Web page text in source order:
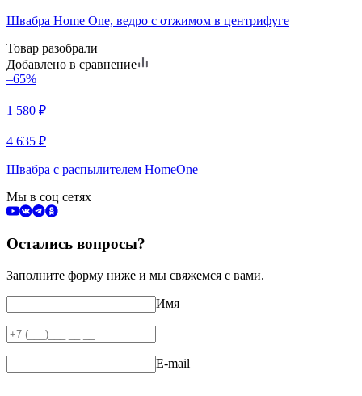
Швабра Home One, ведро с отжимом в центрифуге
Товар разобрали
Добавлено в сравнение
–65%
1 580 ₽
4 635 ₽
Швабра с распылителем HomeOne
Мы в соц сетях
Остались вопросы?
Заполните форму ниже и мы свяжемся с вами.
Имя
E-mail